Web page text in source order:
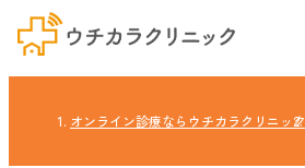
オンライン診療ならウチカラクリニック